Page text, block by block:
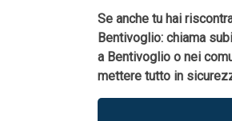
Se anche tu hai
Bentivoglio: chiama
a Bentivoglio o nei
mettere tutto in